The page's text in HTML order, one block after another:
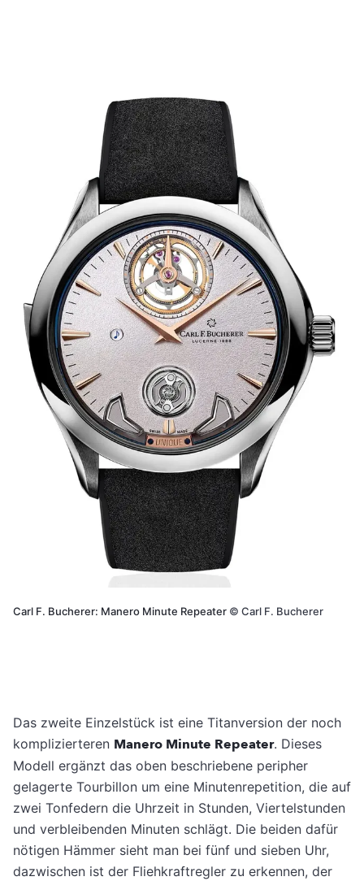
Carl F. Bucherer: Manero Minute Repeater © Carl F. Bucherer
Das zweite Einzelstück ist eine Titanversion der noch
komplizierteren Manero Minute Repeater. Dieses
Modell ergänzt das oben beschriebene peripher
gelagerte Tourbillon um eine Minutenrepetition, die auf
zwei Tonfedern die Uhrzeit in Stunden, Viertelstunden
und verbleibenden Minuten schlägt. Die beiden dafür
nötigen Hämmer sieht man bei fünf und sieben Uhr,
dazwischen ist der Fliehkraftregler zu erkennen, der